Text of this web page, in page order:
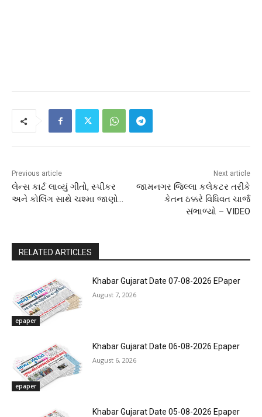
Previous article
લેન્સ કાર્ટ લાવ્યું ગીતો, સ્પીકર
અને કોલિંગ સાથે ચશ્મા જાણો…
Next article
જામનગર જિલ્લા કલેકટર તરીકે
કેતન ઠક્કરે વિધિવત ચાર્જ
સંભાળ્યો – VIDEO
RELATED ARTICLES
epaper
Khabar Gujarat Date 07-08-2026 EPaper
August 7, 2026
epaper
Khabar Gujarat Date 06-08-2026 Epaper
August 6, 2026
Khabar Gujarat Date 05-08-2026 Epaper